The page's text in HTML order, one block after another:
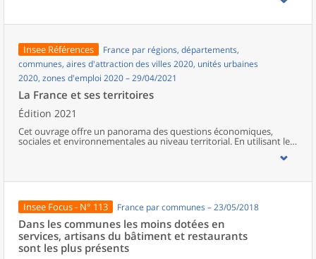
accélérant l’exode rural, bouleverse le peuplement de la région.
pays entre dans une phase de ralentissement démographique. En
première ligne lors des deux conflits mondiaux, les Hauts-de-
France retrouvent leur poids démographique d’avant la Première
Guerre dès les années 1950, à la faveur du baby-boom et de la
reconstruction. Depuis les années 1970, la population subit un
ralentissement, du fait d’une baisse progressive de l’excédent
naturel.
Insee Références
France par régions, départements,
communes, aires d'attraction des villes 2020, unités urbaines
2020, zones d'emploi 2020 – 29/04/2021
La France et ses territoires
Édition 2021
Cet ouvrage offre un panorama des questions économiques,
sociales et environnementales au niveau territorial. En utilisant les
disparités géographiques en France, sur les forces et faiblesses des
population.
Insee Focus - N° 113 France par communes – 23/05/2018
Dans les communes les moins dotées en
services, artisans du bâtiment et restaurants
sont les plus présents